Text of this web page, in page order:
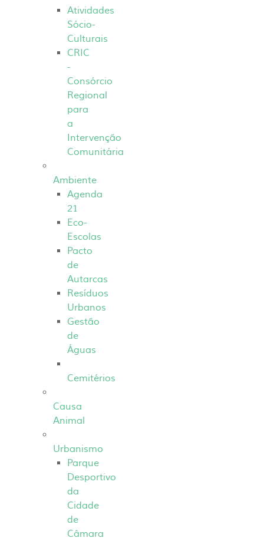
Atividades
Sócio-
Culturais
CRIC
-
Consórcio
Regional
para
a
Intervenção
Comunitária
Ambiente
Agenda
21
Eco-
Escolas
Pacto
de
Autarcas
Resíduos
Urbanos
Gestão
de
Águas
Cemitérios
Causa
Animal
Urbanismo
Parque
Desportivo
da
Cidade
de
Câmara